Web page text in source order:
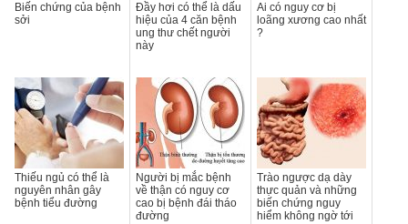
Biến chứng của bệnh
sởi
Đầy hơi có thể là dấu
hiệu của 4 căn bệnh
ung thư chết người
này
Ai có nguy cơ bị
loãng xương cao nhất
?
Thiếu ngủ có thể là
nguyên nhân gây
bệnh tiểu đường
Người bị mắc bệnh
về thận có nguy cơ
cao bị bệnh đái tháo
đường
Trào ngược dạ dày
thực quản và những
biến chứng nguy
hiểm không ngờ tới